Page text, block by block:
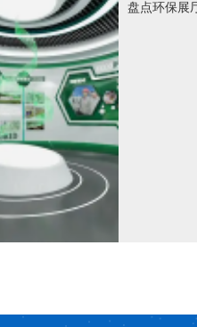
盘点环保展